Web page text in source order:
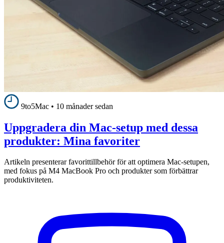
9to5Mac • 10 månader sedan
Uppgradera din Mac-setup med dessa
produkter: Mina favoriter
Artikeln presenterar favorittillbehör för att optimera Mac-setupen,
med fokus på M4 MacBook Pro och produkter som förbättrar
produktiviteten.